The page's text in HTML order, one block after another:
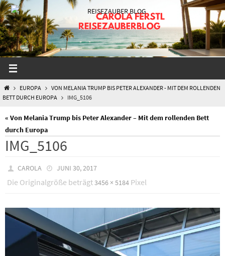
Zum
Inhalt
springen
STARTEUROPA
VON MELANIA TRUMP BIS PETER ALEXANDER - MIT DEM ROLLENDEN
BETT DURCH EUROPA
IMG_5106
« Von Melania Trump bis Peter Alexander – Mit dem rollenden Bett
durch Europa
IMG_5106
CAROLA JUNI 30, 2017
Die Originalgröße beträgt3456 × 5184 Pixel